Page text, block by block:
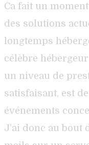
Ca fait un
des solutions
longtemps
célèbre
un niveau de
satisfaisant, est
événements
J’ai donc au bout